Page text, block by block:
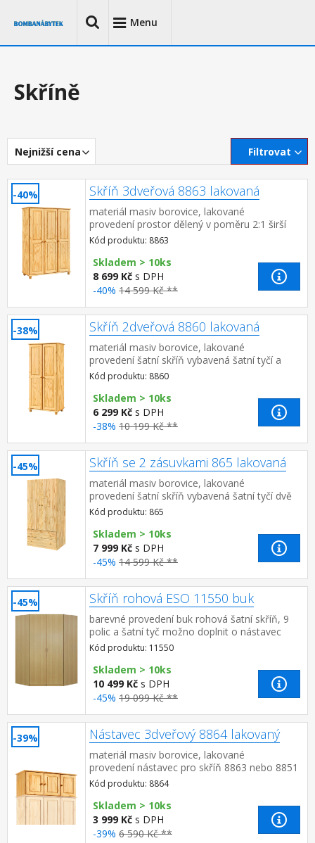
Menu
Skříně
Nejnižší cena Filtrovat
-40% Skříň 3dveřová 8863 lakovaná
materiál masiv borovice, lakované
provedení prostor dělený v poměru 2:1 širší
část šatní tyč a police, užší část 3 variabilní
police do...
Kód produktu: 8863
Skladem > 10ks
8 699 Kč s DPH
-40% 14 599 Kč **
-38% Skříň 2dveřová 8860 lakovaná
materiál masiv borovice, lakované
provedení šatní skříň vybavená šatní tyčí a
policí doporučený nástavec 8861
Kód produktu: 8860
Skladem > 10ks
6 299 Kč s DPH
-38% 10 199 Kč **
-45% Skříň se 2 zásuvkami 865 lakovaná
materiál masiv borovice, lakované
provedení šatní skříň vybavená šatní tyčí dvě
široké zásuvky s kovovými
pojezdy doporučený nástavec 8...
Kód produktu: 865
Skladem > 10ks
7 999 Kč s DPH
-45% 14 599 Kč **
-45% Skříň rohová ESO 11550 buk
barevné provedení buk rohová šatní skříň, 9
polic a šatní tyč možno doplnit o nástavec
11555
Kód produktu: 11550
Skladem > 10ks
10 499 Kč s DPH
-45% 19 099 Kč **
-39% Nástavec 3dveřový 8864 lakovaný
materiál masiv borovice, lakované
provedení nástavec pro skříň 8863 nebo 8851
Kód produktu: 8864
Skladem > 10ks
3 999 Kč s DPH
-39% 6 590 Kč **